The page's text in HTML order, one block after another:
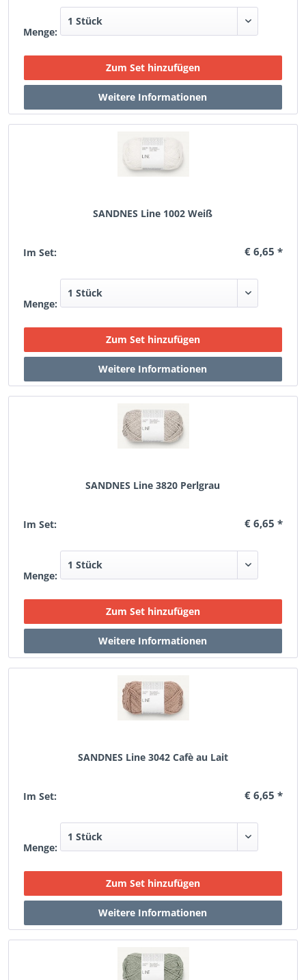
Menge:
SANDNES Line 1002 Weiß
Im Set: € 6,65 *
Menge:
SANDNES Line 3820 Perlgrau
Im Set: € 6,65 *
Menge:
SANDNES Line 3042 Cafè au Lait
Im Set: € 6,65 *
Menge: